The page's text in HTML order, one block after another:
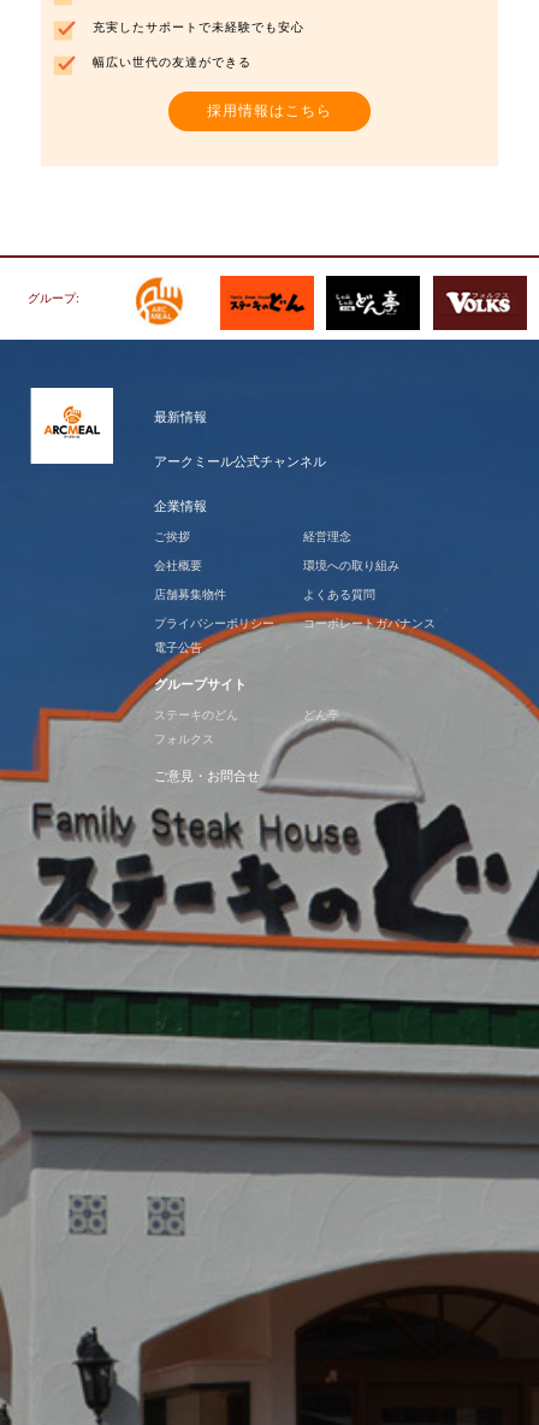
充実したサポートで未経験でも安心
幅広い世代の友達ができる
採用情報はこちら
グループ:
最新情報
アークミール公式チャンネル
企業情報
ご挨拶 経営理念
会社概要 環境への取り組み
店舗募集物件 よくある質問
プライバシーポリシー
コーポレートガバナンス
電子公告
グループサイト
ステーキのどん
どん亭
フォルクス
ご意見・お問合せ